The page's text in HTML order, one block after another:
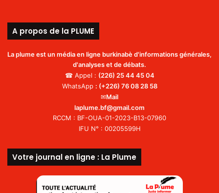
A propos de la PLUME
La plume est un média en ligne burkinabè d'informations générales,
d'analyses et de débats.
☎ Appel : (226) 25 44 45 04
WhatsApp : (+226) 76 08 28 58
✉Mail
laplume.bf@gmail.com
RCCM : BF-OUA-01-2023-B13-07960
IFU N° : 00205599H
Votre journal en ligne : La Plume